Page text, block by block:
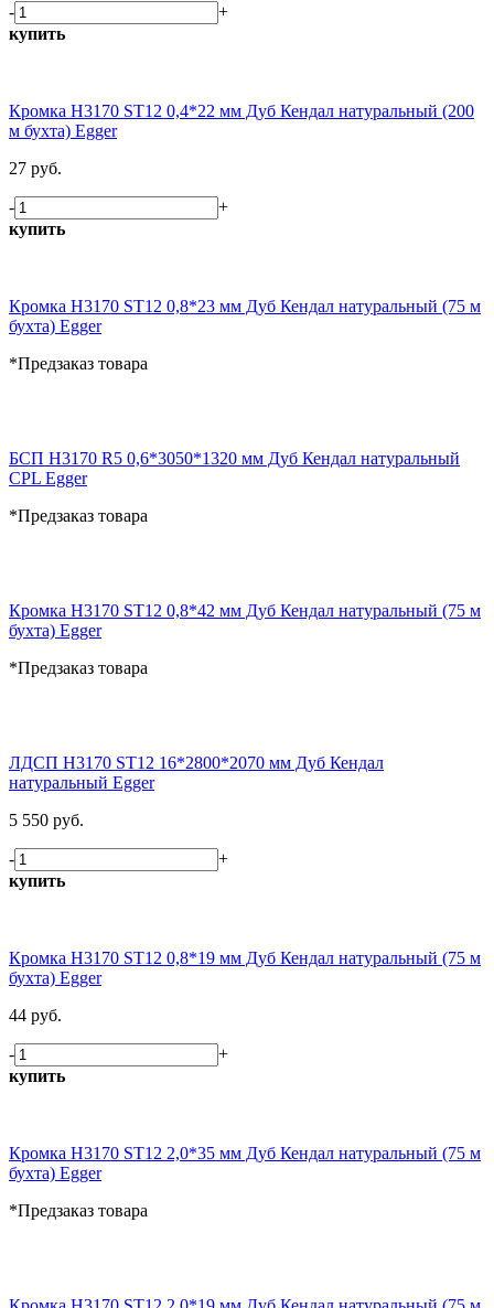
-
+
купить
Кромка H3170 ST12 0,4*22 мм Дуб Кендал натуральный (200
м бухта) Egger
27 руб.
-
+
купить
Кромка H3170 ST12 0,8*23 мм Дуб Кендал натуральный (75 м
бухта) Egger
*Предзаказ товара
БСП H3170 R5 0,6*3050*1320 мм Дуб Кендал натуральный
CPL Egger
*Предзаказ товара
Кромка H3170 ST12 0,8*42 мм Дуб Кендал натуральный (75 м
бухта) Egger
*Предзаказ товара
ЛДСП H3170 ST12 16*2800*2070 мм Дуб Кендал
натуральный Egger
5 550 руб.
-
+
купить
Кромка H3170 ST12 0,8*19 мм Дуб Кендал натуральный (75 м
бухта) Egger
44 руб.
-
+
купить
Кромка H3170 ST12 2,0*35 мм Дуб Кендал натуральный (75 м
бухта) Egger
*Предзаказ товара